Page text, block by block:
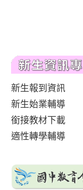
新生報到資訊
新生始業輔導
銜接教材下載
適性轉學輔導